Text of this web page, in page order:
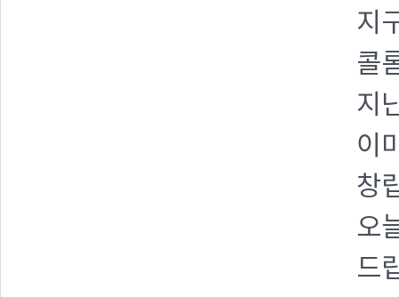
지
콜
지
이
창
오
드